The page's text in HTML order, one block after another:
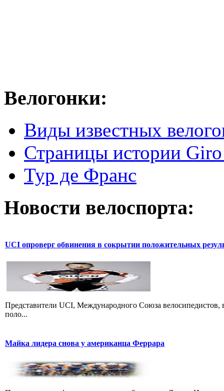
Велогонки:
Виды известных
Страницы истории
Тур де Франс
Новости велоспорта:
UCI опроверг обвинения в сокрытии положительных
Представители UCI, Международного Союза
поло...
Майка лидера снова у американца Феррара